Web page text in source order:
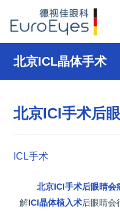
北京ICL晶体手术
北京ICl手术后
ICL手术
北京ICl手术后眼睛会
解ICl晶体植入术后眼睛会